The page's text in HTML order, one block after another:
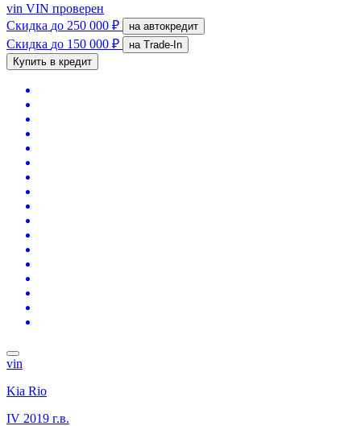
vin VIN проверен
Скидка до 250 000 ₽ на автокредит
Скидка до 150 000 ₽
на Trade-In
Купить в кредит
vin
Kia Rio
IV 2019 г.в.